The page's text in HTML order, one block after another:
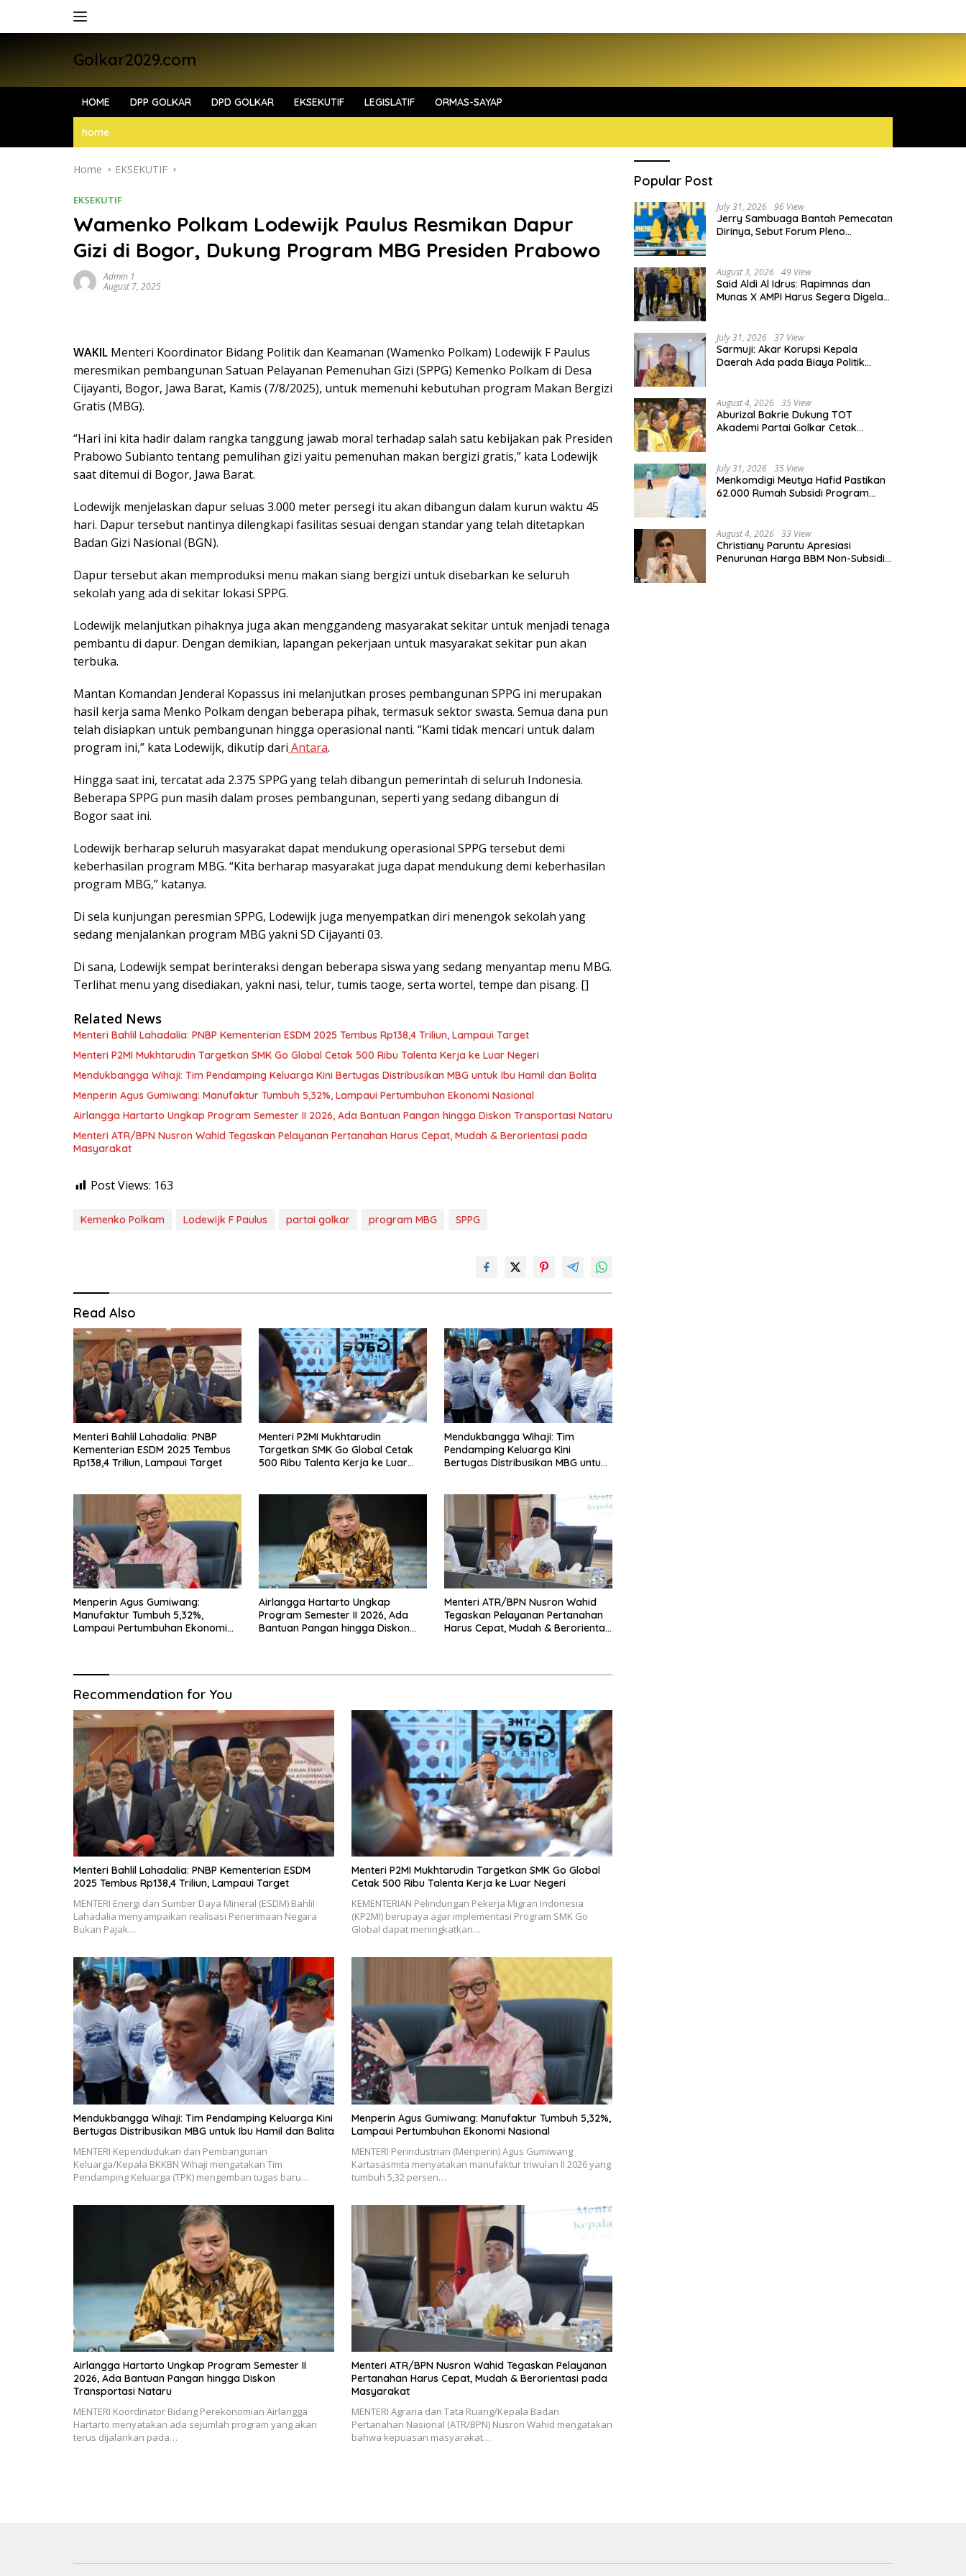
Golkar2029.com
HOME DPP GOLKAR DPD GOLKAR EKSEKUTIF LEGISLATIF ORMAS-SAYAP
home
Home EKSEKUTIF
EKSEKUTIF
Wamenko Polkam Lodewijk Paulus Resmikan Dapur
Gizi di Bogor, Dukung Program MBG Presiden Prabowo
Admin 1
August 7, 2025
WAKIL Menteri Koordinator Bidang Politik dan Keamanan (Wamenko Polkam) Lodewijk F Paulus
meresmikan pembangunan Satuan Pelayanan Pemenuhan Gizi (SPPG) Kemenko Polkam di Desa
Cijayanti, Bogor, Jawa Barat, Kamis (7/8/2025), untuk memenuhi kebutuhan program Makan Bergizi
Gratis (MBG).
“Hari ini kita hadir dalam rangka tanggung jawab moral terhadap salah satu kebijakan pak Presiden
Prabowo Subianto tentang pemulihan gizi yaitu pemenuhan makan bergizi gratis,” kata Lodewijk
saat ditemui di Bogor, Jawa Barat.
Lodewijk menjelaskan dapur seluas 3.000 meter persegi itu akan dibangun dalam kurun waktu 45
hari. Dapur tersebut nantinya dilengkapi fasilitas sesuai dengan standar yang telah ditetapkan
Badan Gizi Nasional (BGN).
Dapur tersebut akan memproduksi menu makan siang bergizi untuk disebarkan ke seluruh
sekolah yang ada di sekitar lokasi SPPG.
Lodewijk melanjutkan pihaknya juga akan menggandeng masyarakat sekitar untuk menjadi tenaga
pembantu di dapur. Dengan demikian, lapangan pekerjaan untuk masyarakat sekitar pun akan
terbuka.
Mantan Komandan Jenderal Kopassus ini melanjutkan proses pembangunan SPPG ini merupakan
hasil kerja sama Menko Polkam dengan beberapa pihak, termasuk sektor swasta. Semua dana pun
telah disiapkan untuk pembangunan hingga operasional nanti. “Kami tidak mencari untuk dalam
program ini,” kata Lodewijk, dikutip dari Antara.
Hingga saat ini, tercatat ada 2.375 SPPG yang telah dibangun pemerintah di seluruh Indonesia.
Beberapa SPPG pun masih dalam proses pembangunan, seperti yang sedang dibangun di
Bogor saat ini.
Lodewijk berharap seluruh masyarakat dapat mendukung operasional SPPG tersebut demi
keberhasilan program MBG. “Kita berharap masyarakat juga dapat mendukung demi keberhasilan
program MBG,” katanya.
Di sela kunjungan peresmian SPPG, Lodewijk juga menyempatkan diri menengok sekolah yang
sedang menjalankan program MBG yakni SD Cijayanti 03.
Di sana, Lodewijk sempat berinteraksi dengan beberapa siswa yang sedang menyantap menu MBG.
Terlihat menu yang disediakan, yakni nasi, telur, tumis taoge, serta wortel, tempe dan pisang. []
Related News
Menteri Bahlil Lahadalia: PNBP Kementerian ESDM 2025 Tembus Rp138,4 Triliun, Lampaui Target
Menteri P2MI Mukhtarudin Targetkan SMK Go Global Cetak 500 Ribu Talenta Kerja ke Luar Negeri
Mendukbangga Wihaji: Tim Pendamping Keluarga Kini Bertugas Distribusikan MBG untuk Ibu Hamil dan Balita
Menperin Agus Gumiwang: Manufaktur Tumbuh 5,32%, Lampaui Pertumbuhan Ekonomi Nasional
Airlangga Hartarto Ungkap Program Semester II 2026, Ada Bantuan Pangan hingga Diskon Transportasi Nataru
Menteri ATR/BPN Nusron Wahid Tegaskan Pelayanan Pertanahan Harus Cepat, Mudah & Berorientasi pada
Masyarakat
Post Views: 163
Kemenko Polkam Lodewijk F Paulus partai golkar program MBG SPPG
Read Also
Menteri Bahlil Lahadalia: PNBP
Kementerian ESDM 2025 Tembus
Rp138,4 Triliun, Lampaui Target
Menteri P2MI Mukhtarudin
Targetkan SMK Go Global Cetak
500 Ribu Talenta Kerja ke Luar
Mendukbangga Wihaji: Tim
Pendamping Keluarga Kini
Bertugas Distribusikan MBG untuk
Menperin Agus Gumiwang:
Manufaktur Tumbuh 5,32%,
Lampaui Pertumbuhan Ekonomi
Airlangga Hartarto Ungkap
Program Semester II 2026, Ada
Bantuan Pangan hingga Diskon
Menteri ATR/BPN Nusron Wahid
Tegaskan Pelayanan Pertanahan
Harus Cepat, Mudah & Berorientasi
Recommendation for You
Menteri Bahlil Lahadalia: PNBP Kementerian ESDM
2025 Tembus Rp138,4 Triliun, Lampaui Target
MENTERI Energi dan Sumber Daya Mineral (ESDM) Bahlil
Lahadalia menyampaikan realisasi Penerimaan Negara
Bukan Pajak…
Menteri P2MI Mukhtarudin Targetkan SMK Go Global
Cetak 500 Ribu Talenta Kerja ke Luar Negeri
KEMENTERIAN Pelindungan Pekerja Migran Indonesia
(KP2MI) berupaya agar implementasi Program SMK Go
Global dapat meningkatkan…
Mendukbangga Wihaji: Tim Pendamping Keluarga Kini
Bertugas Distribusikan MBG untuk Ibu Hamil dan Balita
MENTERI Kependudukan dan Pembangunan
Keluarga/Kepala BKKBN Wihaji mengatakan Tim
Pendamping Keluarga (TPK) mengemban tugas baru…
Menperin Agus Gumiwang: Manufaktur Tumbuh 5,32%,
Lampaui Pertumbuhan Ekonomi Nasional
MENTERI Perindustrian (Menperin) Agus Gumiwang
Kartasasmita menyatakan manufaktur triwulan II 2026 yang
tumbuh 5,32 persen…
Airlangga Hartarto Ungkap Program Semester II
2026, Ada Bantuan Pangan hingga Diskon
Transportasi Nataru
MENTERI Koordinator Bidang Perekonomian Airlangga
Hartarto menyatakan ada sejumlah program yang akan
terus dijalankan pada…
Menteri ATR/BPN Nusron Wahid Tegaskan Pelayanan
Pertanahan Harus Cepat, Mudah & Berorientasi pada
Masyarakat
MENTERI Agraria dan Tata Ruang/Kepala Badan
Pertanahan Nasional (ATR/BPN) Nusron Wahid mengatakan
bahwa kepuasan masyarakat…
Popular Post
July 31, 2026 96 View
Jerry Sambuaga Bantah Pemecatan
Dirinya, Sebut Forum Pleno
August 3, 2026 49 View
Said Aldi Al Idrus: Rapimnas dan
Munas X AMPI Harus Segera Digelar
July 31, 2026 37 View
Sarmuji: Akar Korupsi Kepala
Daerah Ada pada Biaya Politik
August 4, 2026 35 View
Aburizal Bakrie Dukung TOT
Akademi Partai Golkar Cetak
July 31, 2026 35 View
Menkomdigi Meutya Hafid Pastikan
62.000 Rumah Subsidi Program
August 4, 2026 33 View
Christiany Paruntu Apresiasi
Penurunan Harga BBM Non-Subsidi,